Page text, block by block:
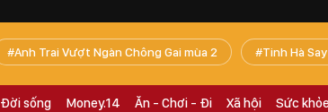
Anh Trai Vượt Ngàn Chông Gai mùa 2 Tinh Hà
Đời sống Money.14 Ăn - Chơi - Đi Xã hội Sức